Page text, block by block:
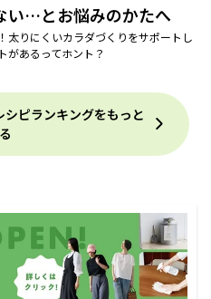
い…とお悩みのかたへ
太りにくいカラダづくりをサポートし
があるってホント？
ピランキングをもっと